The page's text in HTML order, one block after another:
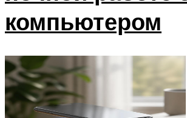
компьютером